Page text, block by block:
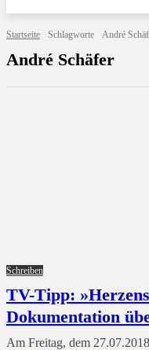
Startseite Schlagworte André
André Schäfer
Schreiben
TV-Tipp:
Dokumentation
Am Freitag, dem